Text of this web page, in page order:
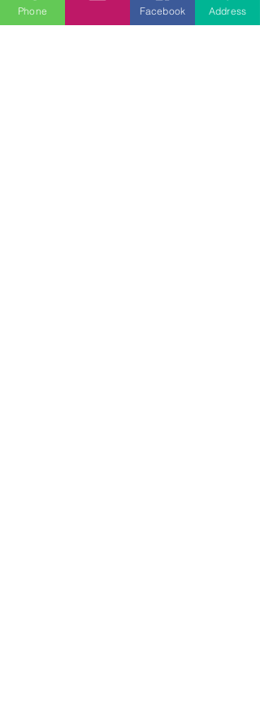
文学にできること、強いて
は国語科にできること
Phone Facebook Address